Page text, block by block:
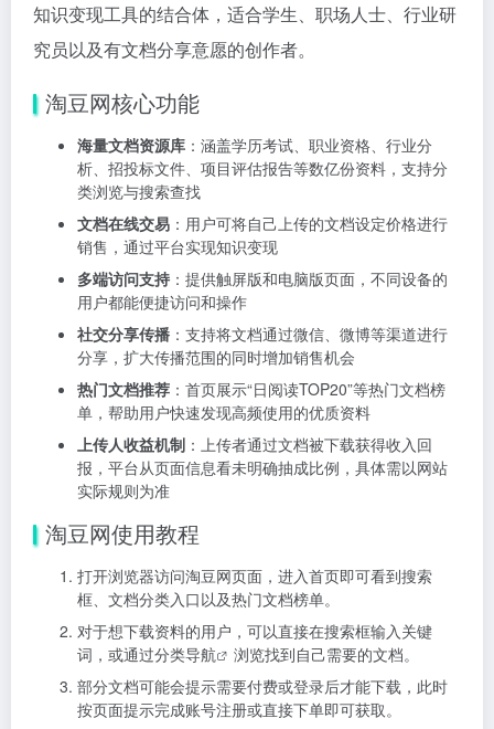
知识变现工具的结合体，适合学生、职场人士、行业研
究员以及有文档分享意愿的创作者。
淘豆网核心功能
海量文档资源库 ：涵盖学历考试、职业资格、行业分
析、招投标文件、项目评估报告等数亿份资料，支持分
类浏览与搜索查找
文档在线交易 ：用户可将自己上传的文档设定价格进行
销售，通过平台实现知识变现
多端访问支持 ：提供触屏版和电脑版页面，不同设备的
用户都能便捷访问和操作
社交分享传播 ：支持将文档通过微信、微博等渠道进行
分享，扩大传播范围的同时增加销售机会
热门文档推荐 ：首页展示“日阅读TOP20”等热门文档榜
单，帮助用户快速发现高频使用的优质资料
上传人收益机制 ：上传者通过文档被下载获得收入回
报，平台从页面信息看未明确抽成比例，具体需以网站
实际规则为准
淘豆网使用教程
打开浏览器访问淘豆网页面，进入首页即可看到搜索
框、文档分类入口以及热门文档榜单。
对于想下载资料的用户，可以直接在搜索框输入关键
词，或通过分类导航
浏览找到自己需要的文档。
部分文档可能会提示需要付费或登录后才能下载，此时
按页面提示完成账号注册或直接下单即可获取。